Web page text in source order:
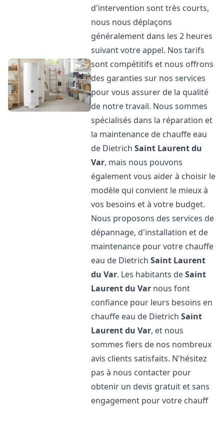
d'intervention sont très courts,
nous nous déplaçons
généralement dans les 2 heures
suivant votre appel. Nos tarifs
sont compétitifs et nous offrons
des garanties sur nos services
pour vous assurer de la qualité
de notre travail. Nous sommes
spécialisés dans la réparation et
la maintenance de chauffe eau
de DietrichSaint Laurent du
Var, mais nous pouvons
également vous aider à choisir le
modèle qui convient le mieux à
vos besoins et à votre budget.
Nous proposons des services de
dépannage, d'installation et de
maintenance pour votre chauffe
eau de DietrichSaint Laurent
du Var. Les habitants deSaint
Laurent du Var nous font
confiance pour leurs besoins en
chauffe eau de DietrichSaint
Laurent du Var, et nous
sommes fiers de nos nombreux
avis clients satisfaits. N'hésitez
pas à nous contacter pour
obtenir un devis gratuit et sans
engagement pour votre chauff